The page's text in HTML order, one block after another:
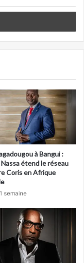
à Bangui :
étend le réseau
Coris en Afrique
semaine